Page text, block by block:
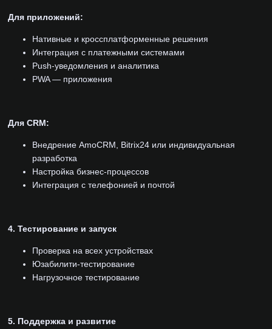
Для приложений:
Нативные и кроссплатформенные решения
Интеграция с платежными системами
Push-уведомления и аналитика
PWA — приложения
Для CRM:
Внедрение AmoCRM, Bitrix24 или индивидуальная
разработка
Настройка бизнес-процессов
Интеграция с телефонией и почтой
4. Тестирование и запуск
Проверка на всех устройствах
Юзабилити-тестирование
Нагрузочное тестирование
5. Поддержка и развитие